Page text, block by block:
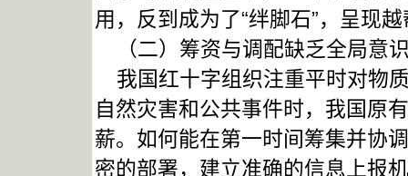
用，反到成为了“绊脚石”，呈现
（二）筹资与调配缺乏全局意
我国红十字组织注重平时对物
自然灾害和公共事件时，我国原
薪。如何能在第一时间筹集并协
密的部署，建立准确的信息上报